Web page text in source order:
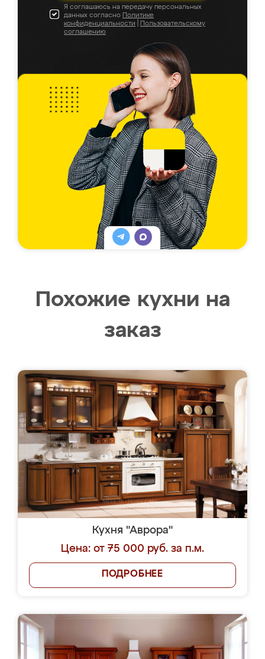
Я соглашаюсь на передачу персональных
данных согласно Политике
конфиденциальности
Пользовательскому
соглашению
Похожие кухни на
заказ
Кухня "Аврора"
Цена: от 75 000 руб. за п.м.
ПОДРОБНЕЕ